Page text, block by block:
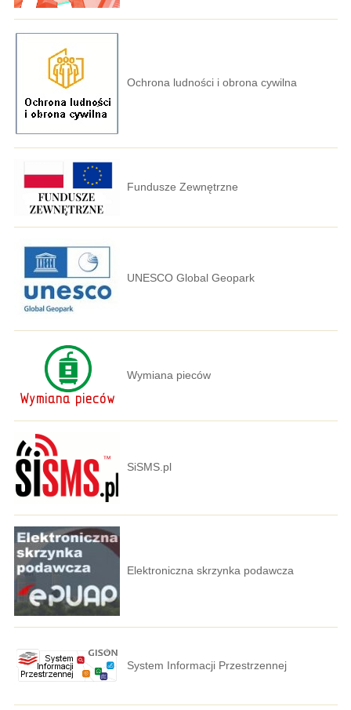
Ochrona ludności i obrona cywilna
Fundusze Zewnętrzne
UNESCO Global Geopark
Wymiana pieców
SiSMS.pl
Elektroniczna skrzynka podawcza
System Informacji Przestrzennej